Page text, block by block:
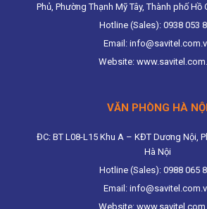
Phủ, Phường Thạnh Mỹ Tây, Thành phố Hồ
Hotline (Sales): 0938 053
Email:
Website:
VĂN PHÒNG HÀ NỘI
ĐC: BT L08-L15 Khu A – KĐT Dương Nội,
Hà Nội
Hotline (Sales): 0988 065
Email:
Website: